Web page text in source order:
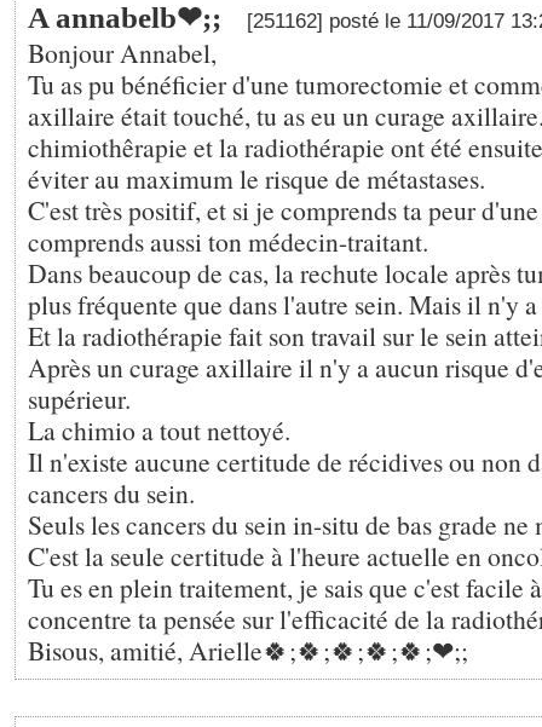
A annabelb❤;️; [251162] posté le 11/09/2017
Bonjour Annabel,
Tu as pu bénéficier d'une tumorectomie et
axillaire était touché, tu as eu un curage
chimiothêrapie et la radiothérapie ont été
éviter au maximum le risque de métastases.
C'est très positif, et si je comprends ta peur
comprends aussi ton médecin-traitant.
Dans beaucoup de cas, la rechute locale après
plus fréquente que dans l'autre sein. Mais il n'y
Et la radiothérapie fait son travail sur le sein
Après un curage axillaire il n'y a aucun risque
supérieur.
La chimio a tout nettoyé.
Il n'existe aucune certitude de récidives ou non
cancers du sein.
Seuls les cancers du sein in-situ de bas grade ne
C'est la seule certitude à l'heure actuelle en
Tu es en plein traitement, je sais que c'est facile
concentre ta pensée sur l'efficacité de la
Bisous, amitié, Arielle🍀;🍀;🍀;🍀;🍀;❤;️;